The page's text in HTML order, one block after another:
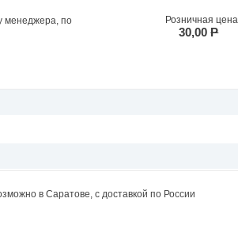
менеджера, по
Розничная цена
30,00P
в Саратове, с доставкой по России